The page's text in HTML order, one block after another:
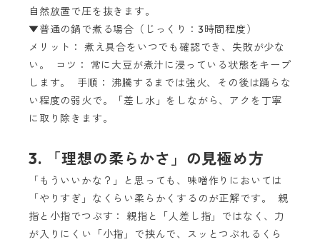
自然放置で圧を抜きます。
▼普通の鍋で煮る場合（じっくり：3時間程度）
メリット： 煮え具合をいつでも確認でき、失敗が少な
い。 コツ： 常に大豆が煮汁に浸っている状態をキープ
します。 手順： 沸騰するまでは強火、その後は踊らな
い程度の弱火で。「差し水」をしながら、アクを丁寧
に取り除きます。
3. 「理想の柔らかさ」の見極め方
「もういいかな？」と思っても、味噌作りにおいては
「やりすぎ」なくらい柔らかくするのが正解です。 親
指と小指でつぶす： 親指と「人差し指」ではなく、力
が入りにくい「小指」で挟んで、スッとつぶれるくら